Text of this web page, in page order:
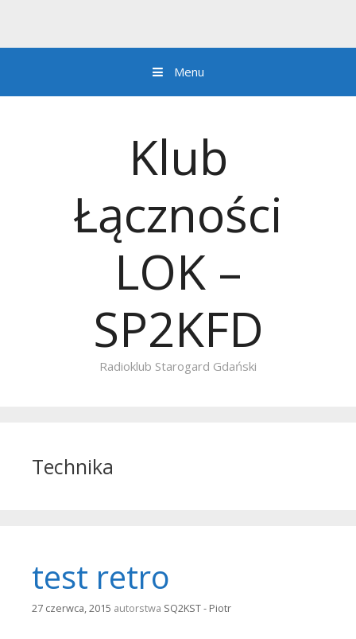
Menu
Klub
Łączności
LOK –
SP2KFD
Radioklub Starogard Gdański
Technika
test retro
27 czerwca, 2015 autorstwa SQ2KST - Piotr